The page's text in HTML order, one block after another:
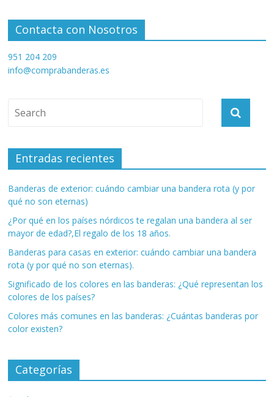
Contacta con Nosotros
951 204 209
info@comprabanderas.es
Entradas recientes
Banderas de exterior: cuándo cambiar una bandera rota (y por
qué no son eternas)
¿Por qué en los países nórdicos te regalan una bandera al ser
mayor de edad?,El regalo de los 18 años.
Banderas para casas en exterior: cuándo cambiar una bandera
rota (y por qué no son eternas).
Significado de los colores en las banderas: ¿Qué representan los
colores de los países?
Colores más comunes en las banderas: ¿Cuántas banderas por
color existen?
Categorías